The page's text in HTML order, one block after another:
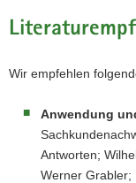
Wir empfehlen
Anwendung
Antworten;
Werner Grabler;